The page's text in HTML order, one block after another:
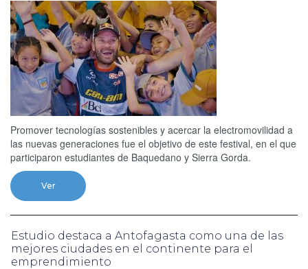
Promover tecnologías sostenibles y acercar la electromovilidad a
las nuevas generaciones fue el objetivo de este festival, en el que
participaron estudiantes de Baquedano y Sierra Gorda.
Ver
Estudio destaca a Antofagasta como una de las
mejores ciudades en el continente para el
emprendimiento